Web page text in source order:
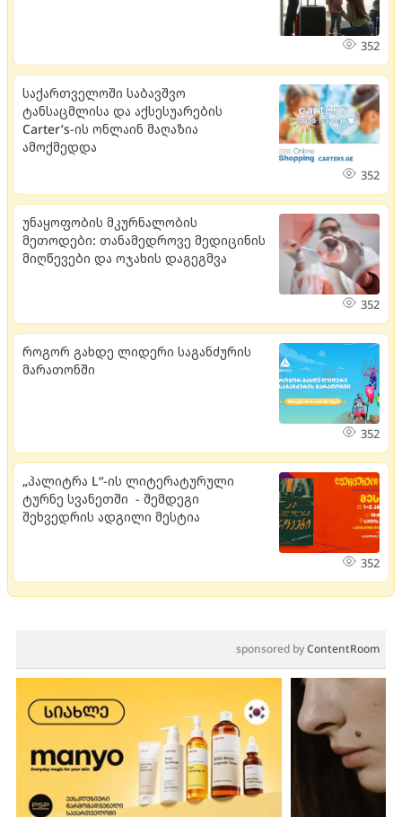
352
საქართველოში საბავშვო
ტანსაცმლისა და აქსესუარების
Carter’s-ის ონლაინ მაღაზია
ამოქმედდა
352
უნაყოფობის მკურნალობის
მეთოდები: თანამედროვე მედიცინის
მიღწევები და ოჯახის დაგეგმვა
352
როგორ გახდე ლიდერი საგანძურის
მარათონში
352
„პალიტრა L“-ის ლიტერატურული
ტურნე სვანეთში - შემდეგი
შეხვედრის ადგილი მესტია
352
sponsored byContentRoom